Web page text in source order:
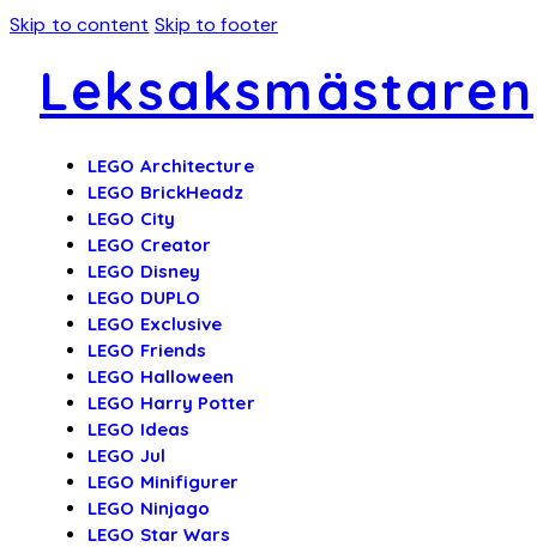
Skip to content Skip to footer
Leksaksmästaren
LEGO Architecture
LEGO BrickHeadz
LEGO City
LEGO Creator
LEGO Disney
LEGO DUPLO
LEGO Exclusive
LEGO Friends
LEGO Halloween
LEGO Harry Potter
LEGO Ideas
LEGO Jul
LEGO Minifigurer
LEGO Ninjago
LEGO Star Wars